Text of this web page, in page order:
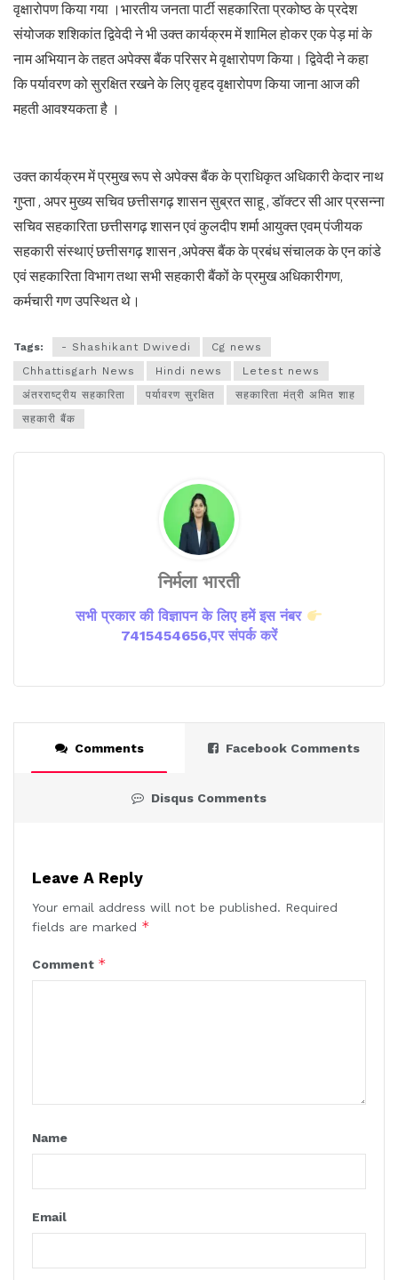
वृक्षारोपण किया गया ।भारतीय जनता पार्टी सहकारिता प्रकोष्ठ के प्रदेश
संयोजक शशिकांत द्विवेदी ने भी उक्त कार्यक्रम में शामिल होकर एक पेड़ मां के
नाम अभियान के तहत अपेक्स बैंक परिसर मे वृक्षारोपण किया। द्विवेदी ने कहा
कि पर्यावरण को सुरक्षित रखने के लिए वृहद वृक्षारोपण किया जाना आज की
महती आवश्यकता है ।
उक्त कार्यक्रम में प्रमुख रूप से अपेक्स बैंक के प्राधिकृत अधिकारी केदार नाथ
गुप्ता , अपर मुख्य सचिव छत्तीसगढ़ शासन सुब्रत साहू , डॉक्टर सी आर प्रसन्ना
सचिव सहकारिता छत्तीसगढ़ शासन एवं कुलदीप शर्मा आयुक्त एवम् पंजीयक
सहकारी संस्थाएं छत्तीसगढ़ शासन ,अपेक्स बैंक के प्रबंध संचालक के एन कांडे
एवं सहकारिता विभाग तथा सभी सहकारी बैंकों के प्रमुख अधिकारीगण,
कर्मचारी गण उपस्थित थे।
Tags: - Shashikant Dwivedi
Cg news
Chhattisgarh News
Hindi news
Letest news
अंतरराष्ट्रीय सहकारिता
पर्यावरण सुरक्षित
सहकारिता मंत्री अमित शाह
सहकारी बैंक
निर्मला भारती
सभी प्रकार की विज्ञापन के लिए हमें इस नंबर
7415454656,पर संपर्क करें
Comments Facebook Comments
Disqus Comments
Leave A Reply
Your email address will not be published. Required
fields are marked *
Comment *
Name
Email